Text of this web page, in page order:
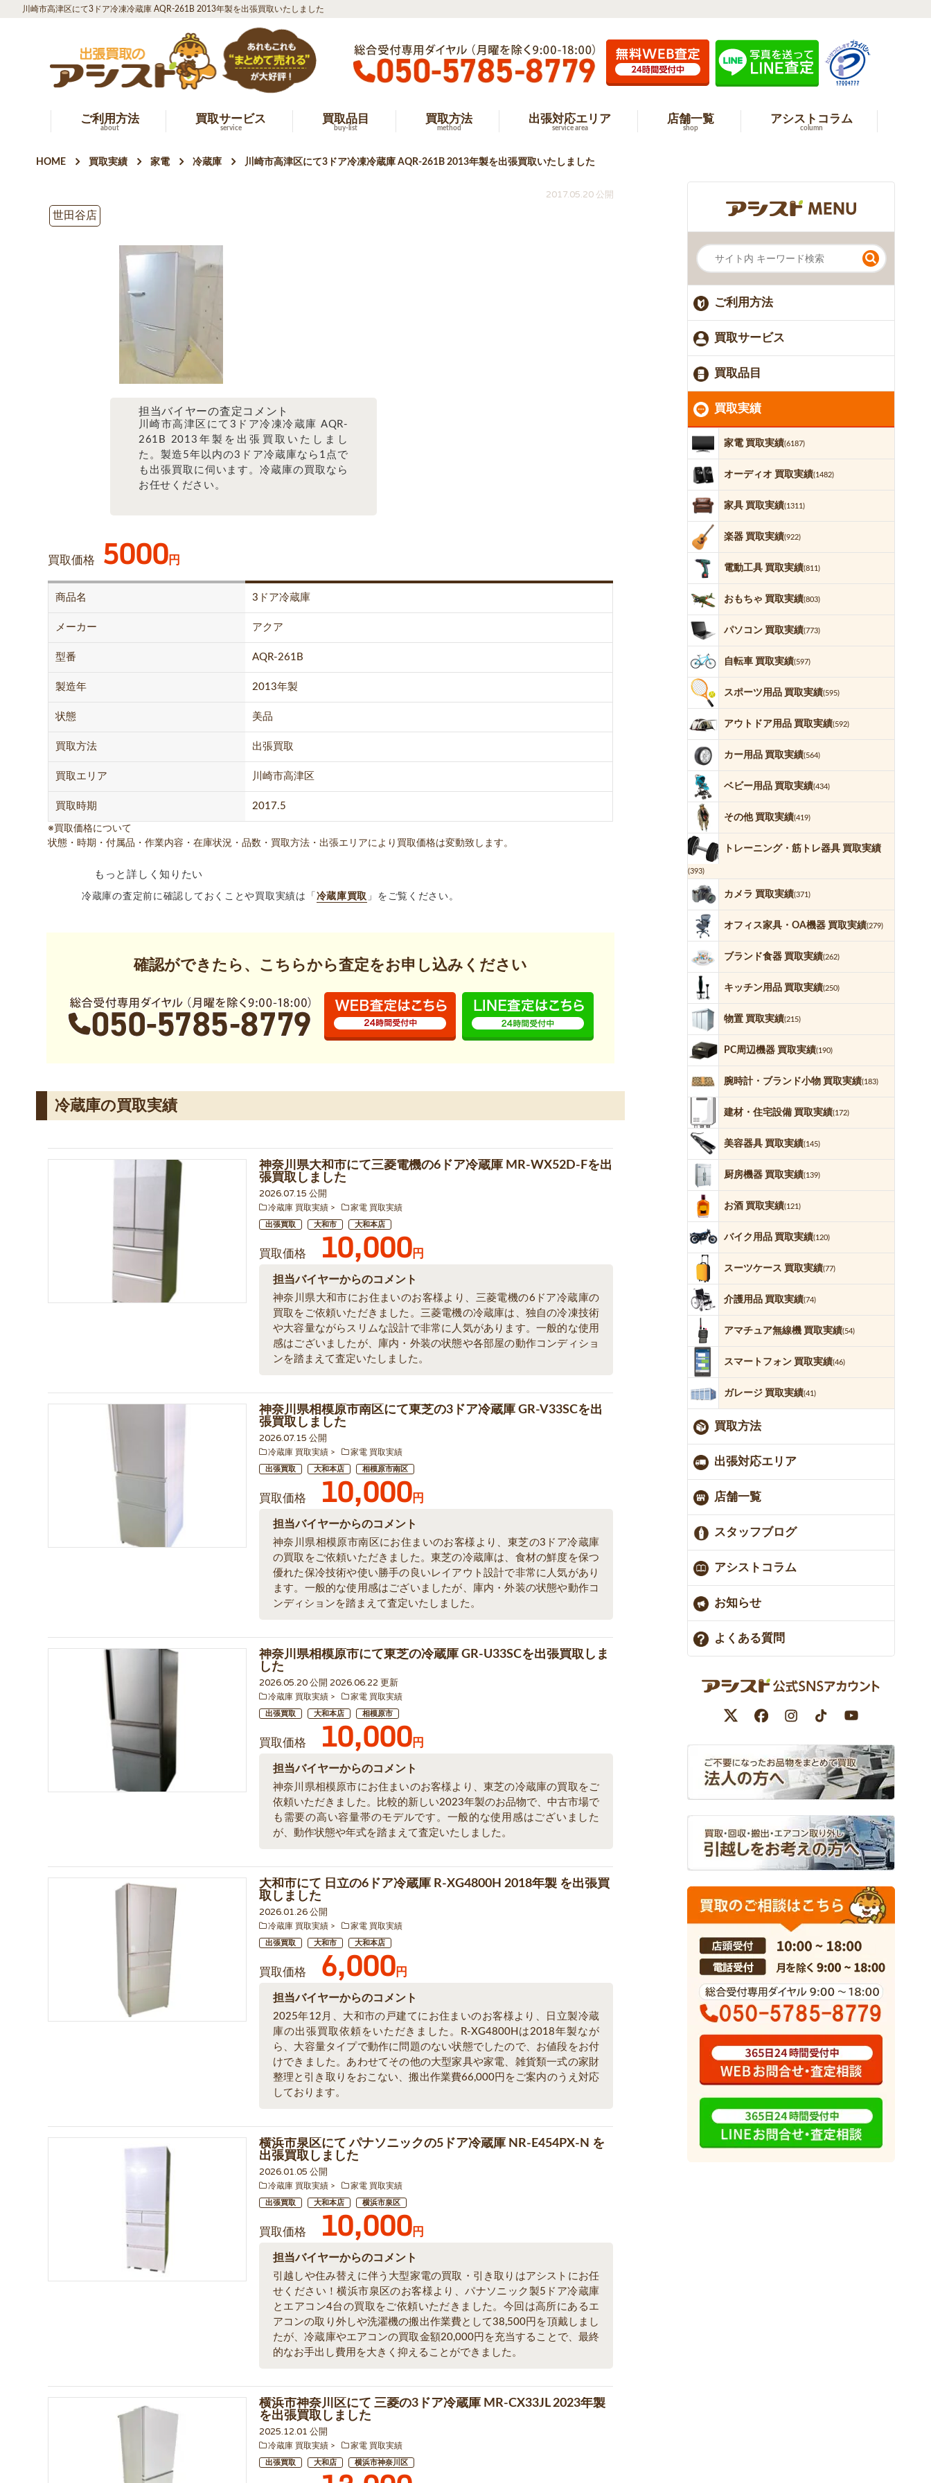
川崎市高津区にて3ドア冷凍冷蔵庫 AQR-261B 2013年製を出張買取いたしました
ご利用方法
about
買取サービス
service
買取品目
buy-list
買取方法
method
出張対応エリア
service area
店舗一覧
shop
アシストコラム
column
HOME 買取実績 家電 冷蔵庫 川崎市高津区にて3ドア冷凍冷蔵庫 AQR-261B 2013年製を出張買取いたしました
2017.05.20 公開
世田谷店
担当バイヤーの査定コメント
川崎市高津区にて3ドア冷凍冷蔵庫 AQR-
261B 2013年製を出張買取いたしまし
た。製造5年以内の3ドア冷蔵庫なら1点で
も出張買取に伺います。冷蔵庫の買取なら
お任せください。
買取価格 5000円
商品名 3ドア冷蔵庫
メーカー アクア
型番 AQR-261B
製造年 2013年製
状態 美品
買取方法 出張買取
買取エリア 川崎市高津区
買取時期 2017.5
※買取価格について
状態・時期・付属品・作業内容・在庫状況・品数・買取方法・出張エリアにより買取価格は変動致します。
もっと詳しく知りたい
冷蔵庫の査定前に確認しておくことや買取実績は「 冷蔵庫買取 」をご覧ください。
確認ができたら、こちらから査定をお申し込みください
冷蔵庫の買取実績
神奈川県大和市にて三菱電機の6ドア冷蔵庫 MR-WX52D-Fを出
張買取しました
2026.07.15 公開
冷蔵庫 買取実績 家電 買取実績
出張買取 大和市 大和本店
買取価格 10,000円
担当バイヤーからのコメント
神奈川県大和市にお住まいのお客様より、三菱電機の6ドア冷蔵庫の
買取をご依頼いただきました。三菱電機の冷蔵庫は、独自の冷凍技術
や大容量ながらスリムな設計で非常に人気があります。一般的な使用
感はございましたが、庫内・外装の状態や各部屋の動作コンディショ
ンを踏まえて査定いたしました。
神奈川県相模原市南区にて東芝の3ドア冷蔵庫 GR-V33SCを出
張買取しました
2026.07.15 公開
冷蔵庫 買取実績 家電 買取実績
出張買取 大和本店 相模原市南区
買取価格 10,000円
担当バイヤーからのコメント
神奈川県相模原市南区にお住まいのお客様より、東芝の3ドア冷蔵庫
の買取をご依頼いただきました。東芝の冷蔵庫は、食材の鮮度を保つ
優れた保冷技術や使い勝手の良いレイアウト設計で非常に人気があり
ます。一般的な使用感はございましたが、庫内・外装の状態や動作コ
ンディションを踏まえて査定いたしました。
神奈川県相模原市にて東芝の冷蔵庫 GR-U33SCを出張買取しま
した
2026.05.20 公開 2026.06.22 更新
冷蔵庫 買取実績 家電 買取実績
出張買取 大和本店 相模原市
買取価格 10,000円
担当バイヤーからのコメント
神奈川県相模原市にお住まいのお客様より、東芝の冷蔵庫の買取をご
依頼いただきました。比較的新しい2023年製のお品物で、中古市場で
も需要の高い容量帯のモデルです。一般的な使用感はございました
が、動作状態や年式を踏まえて査定いたしました。
大和市にて 日立の6ドア冷蔵庫 R-XG4800H 2018年製 を出張買
取しました
2026.01.26 公開
冷蔵庫 買取実績 家電 買取実績
出張買取 大和市 大和本店
買取価格 6,000円
担当バイヤーからのコメント
2025年12月、大和市の戸建てにお住まいのお客様より、日立製冷蔵
庫の出張買取依頼をいただきました。R-XG4800Hは2018年製なが
ら、大容量タイプで動作に問題のない状態でしたので、お値段をお付
けできました。あわせてその他の大型家具や家電、雑貨類一式の家財
整理と引き取りをおこない、搬出作業費66,000円をご案内のうえ対応
しております。
横浜市泉区にて パナソニックの5ドア冷蔵庫 NR-E454PX-N を
出張買取しました
2026.01.05 公開
冷蔵庫 買取実績 家電 買取実績
出張買取 大和本店 横浜市泉区
買取価格 10,000円
担当バイヤーからのコメント
引越しや住み替えに伴う大型家電の買取・引き取りはアシストにお任
せください！横浜市泉区のお客様より、パナソニック製5ドア冷蔵庫
とエアコン4台の買取をご依頼いただきました。今回は高所にあるエ
アコンの取り外しや洗濯機の搬出作業費として38,500円を頂戴しまし
たが、冷蔵庫やエアコンの買取金額20,000円を充当することで、最終
的なお手出し費用を大きく抑えることができました。
横浜市神奈川区にて 三菱の3ドア冷蔵庫 MR-CX33JL 2023年製
を出張買取しました
2025.12.01 公開
冷蔵庫 買取実績 家電 買取実績
出張買取 大和店 横浜市神奈川区
ご利用方法
買取サービス
買取品目
買取実績
家電 買取実績(6187)
オーディオ 買取実績(1482)
家具 買取実績(1311)
楽器 買取実績(922)
電動工具 買取実績(811)
おもちゃ 買取実績(803)
パソコン 買取実績(773)
自転車 買取実績(597)
スポーツ用品 買取実績(595)
アウトドア用品 買取実績(592)
カー用品 買取実績(564)
ベビー用品 買取実績(434)
その他 買取実績(419)
トレーニング・筋トレ器具 買取実績
(393)
カメラ 買取実績(371)
オフィス家具・OA機器 買取実績(279)
ブランド食器 買取実績(262)
キッチン用品 買取実績(250)
物置 買取実績(215)
PC周辺機器 買取実績(190)
腕時計・ブランド小物 買取実績(183)
建材・住宅設備 買取実績(172)
美容器具 買取実績(145)
厨房機器 買取実績(139)
お酒 買取実績(121)
バイク用品 買取実績(120)
スーツケース 買取実績(77)
介護用品 買取実績(74)
アマチュア無線機 買取実績(54)
スマートフォン 買取実績(46)
ガレージ 買取実績(41)
買取方法
出張対応エリア
店舗一覧
スタッフブログ
アシストコラム
お知らせ
よくある質問